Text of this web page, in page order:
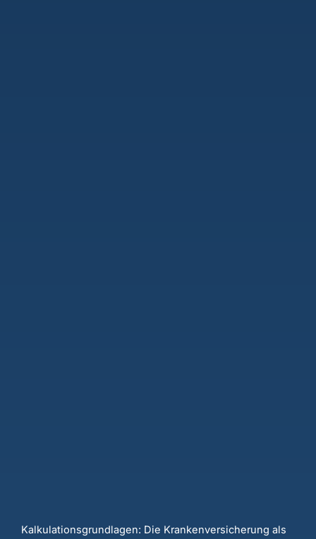
Kalkulationsgrundlagen: Die Krankenversicherung als